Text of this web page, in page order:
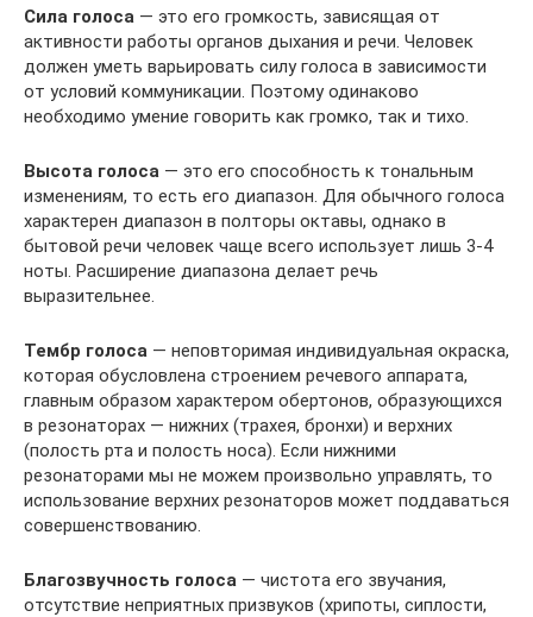
Сила голоса — это его громкость, зависящая от
активности работы органов дыхания и речи. Человек
должен уметь варьировать силу голоса в зависимости
от условий коммуникации. Поэтому одинаково
необходимо умение говорить как громко, так и тихо.
Высота голоса — это его способность к тональным
изменениям, то есть его диапазон. Для обычного голоса
характерен диапазон в полторы октавы, однако в
бытовой речи человек чаще всего использует лишь 3-4
ноты. Расширение диапазона делает речь
выразительнее.
Тембр голоса — неповторимая индивидуальная окраска,
которая обусловлена строением речевого аппарата,
главным образом характером обертонов, образующихся
в резонаторах — нижних (трахея, бронхи) и верхних
(полость рта и полость носа). Если нижними
резонаторами мы не можем произвольно управлять, то
использование верхних резонаторов может поддаваться
совершенствованию.
Благозвучность голоса — чистота его звучания,
отсутствие неприятных призвуков (хрипоты, сиплости,